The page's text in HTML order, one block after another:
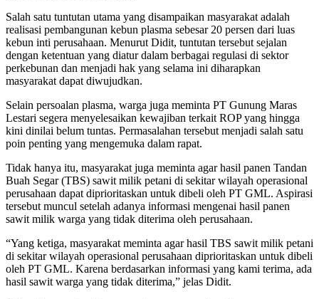
Salah satu tuntutan utama yang disampaikan masyarakat adalah
realisasi pembangunan kebun plasma sebesar 20 persen dari luas
kebun inti perusahaan. Menurut Didit, tuntutan tersebut sejalan
dengan ketentuan yang diatur dalam berbagai regulasi di sektor
perkebunan dan menjadi hak yang selama ini diharapkan
masyarakat dapat diwujudkan.
Selain persoalan plasma, warga juga meminta PT Gunung Maras
Lestari segera menyelesaikan kewajiban terkait ROP yang hingga
kini dinilai belum tuntas. Permasalahan tersebut menjadi salah satu
poin penting yang mengemuka dalam rapat.
Tidak hanya itu, masyarakat juga meminta agar hasil panen Tandan
Buah Segar (TBS) sawit milik petani di sekitar wilayah operasional
perusahaan dapat diprioritaskan untuk dibeli oleh PT GML. Aspirasi
tersebut muncul setelah adanya informasi mengenai hasil panen
sawit milik warga yang tidak diterima oleh perusahaan.
“Yang ketiga, masyarakat meminta agar hasil TBS sawit milik petani
di sekitar wilayah operasional perusahaan diprioritaskan untuk dibeli
oleh PT GML. Karena berdasarkan informasi yang kami terima, ada
hasil sawit warga yang tidak diterima,” jelas Didit.